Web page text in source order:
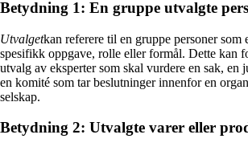
Betydning 1: En gruppe utvalgte
Utvalgetkan referere til en gruppe personer som
spesifikk oppgave, rolle eller formål. Dette kan
utvalg av eksperter som skal vurdere en sak, en
en komité som tar beslutninger innenfor en
selskap.
Betydning 2: Utvalgte varer eller